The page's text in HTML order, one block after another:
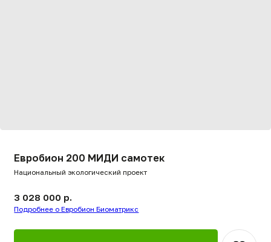
самотечная (2-корпусная)— высокопроизводительная